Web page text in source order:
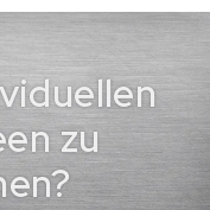
zu